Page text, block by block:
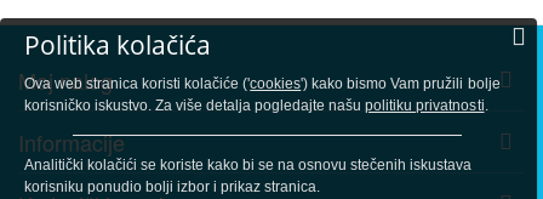
Moj nalog
Informacije
Politika kolačića
Ova web stranica koristi kolačiće ('cookies') kako bismo Vam pružili bolje
korisničko iskustvo. Za više detalja pogledajte našupolitiku privatnosti.
Analitički kolačići se koriste kako bi se na osnovu stečenih iskustava
korisniku ponudio bolji izbor i prikaz stranica.